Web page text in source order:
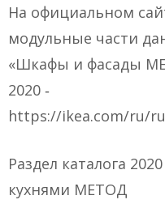
На официальном
модульные части
«Шкафы и фасады
2020 ‑
https://ikea.com/ru/
Раздел каталога
кухнями МЕТОД